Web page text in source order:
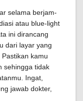
selama berjam-
atau blue-light
ini dirancang
dari layar yang
kamu
sehingga tidak
Ingat,
jawab dokter,